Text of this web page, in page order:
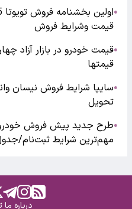
●
قیمت وشرایط فروش
●
قیمتها
●سایپا شرایط فروش نیسان
تحویل
●
مهم‌ترین شرایط ثبت‌نام/
درباره ما